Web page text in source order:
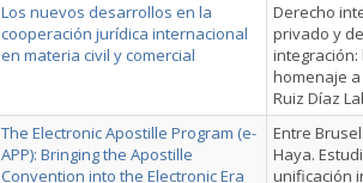
Los nuevos desarrollos en la
cooperación jurídica internacional
en materia civil y comercial
Derecho
privado y
integración:
homenaje
Ruiz Díaz
The Electronic Apostille Program (e-
APP): Bringing the Apostille
Convention into the Electronic Era
Entre
Haya.
unificación